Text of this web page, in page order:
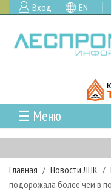
Вход EN
☰ Меню
ГЛАВНАЯ
РУБРИКИ И ТЕМЫ
РУБРИКИ ЖУРНАЛА
НОВОСТИ
Главная Новости ЛПК
подорожала более чем в